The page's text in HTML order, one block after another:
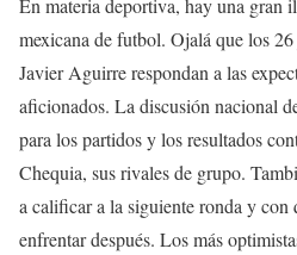
En materia deportiva, hay una gran
mexicana de futbol. Ojalá que los
Javier Aguirre respondan a las
aficionados. La discusión nacional
para los partidos y los resultados
Chequia, sus rivales de grupo.
a calificar a la siguiente ronda y con
enfrentar después. Los más